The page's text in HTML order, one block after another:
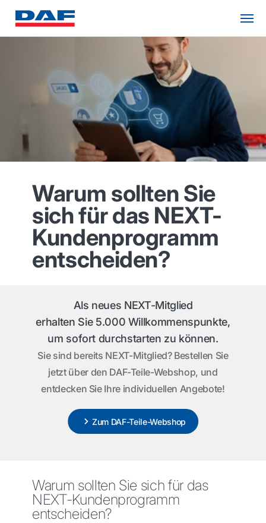
Warum sollten Sie
sich für das NEXT-
Kundenprogramm
entscheiden?
Als neues NEXT-Mitglied
erhalten Sie 5.000 Willkommenspunkte,
um sofort durchstarten zu können.
Sie sind bereits NEXT-Mitglied? Bestellen Sie
jetzt über den DAF-Teile-Webshop, und
entdecken Sie Ihre individuellen Angebote!
Zum DAF-Teile-Webshop
Warum sollten Sie sich für das
NEXT-Kundenprogramm
entscheiden?